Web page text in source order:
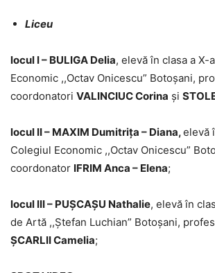
Liceu
locul I – BULIGA Delia, elevă în clasa a X-
Economic ,,Octav Onicescu” Botoșani,
coordonatori VALINCIUC Corina și
locul II – MAXIM Dumitrița – Diana,elevă
Colegiul Economic ,,Octav Onicescu”
coordonator IFRIM Anca – Elena;
locul III – PUȘCAȘU Nathalie, elevă în
de Artă ,,Ștefan Luchian” Botoșani,
ȘCARLII Camelia;